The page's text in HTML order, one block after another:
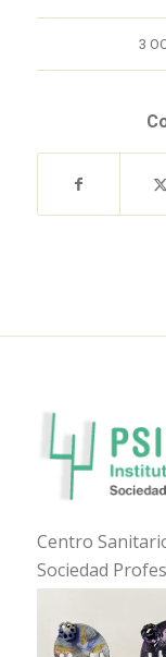
3
Centro
Sociedad